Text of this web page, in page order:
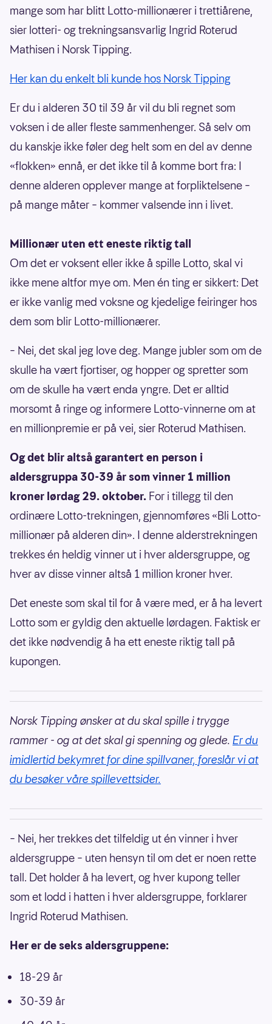
mange som har blitt Lotto-millionærer i trettiårene,
sier lotteri- og trekningsansvarlig Ingrid Roterud
Mathisen i Norsk Tipping.
Her kan du enkelt bli kunde hos Norsk Tipping
Er du i alderen 30 til 39 år vil du bli regnet som
voksen i de aller fleste sammenhenger. Så selv om
du kanskje ikke føler deg helt som en del av denne
«flokken» ennå, er det ikke til å komme bort fra: I
denne alderen opplever mange at forpliktelsene –
på mange måter – kommer valsende inn i livet.
Millionær uten ett eneste riktig tall
Om det er voksent eller ikke å spille Lotto, skal vi
ikke mene altfor mye om. Men én ting er sikkert: Det
er ikke vanlig med voksne og kjedelige feiringer hos
dem som blir Lotto-millionærer.
– Nei, det skal jeg love deg. Mange jubler som om de
skulle ha vært fjortiser, og hopper og spretter som
om de skulle ha vært enda yngre. Det er alltid
morsomt å ringe og informere Lotto-vinnerne om at
en millionpremie er på vei, sier Roterud Mathisen.
Og det blir altså garantert en person i
aldersgruppa 30-39 år som vinner 1 million
kroner lørdag 29. oktober. For i tillegg til den
ordinære Lotto-trekningen, gjennomføres «Bli Lotto-
millionær på alderen din». I denne alderstrekningen
trekkes én heldig vinner ut i hver aldersgruppe, og
hver av disse vinner altså 1 million kroner hver.
Det eneste som skal til for å være med, er å ha levert
Lotto som er gyldig den aktuelle lørdagen. Faktisk er
det ikke nødvendig å ha ett eneste riktig tall på
kupongen.
Norsk Tipping ønsker at du skal spille i trygge
rammer - og at det skal gi spenning og glede. Er du
imidlertid bekymret for dine spillvaner, foreslår vi at
du besøker våre spillevettsider.
– Nei, her trekkes det tilfeldig ut én vinner i hver
aldersgruppe – uten hensyn til om det er noen rette
tall. Det holder å ha levert, og hver kupong teller
som et lodd i hatten i hver aldersgruppe, forklarer
Ingrid Roterud Mathisen.
Her er de seks aldersgruppene:
18-29 år
30-39 år